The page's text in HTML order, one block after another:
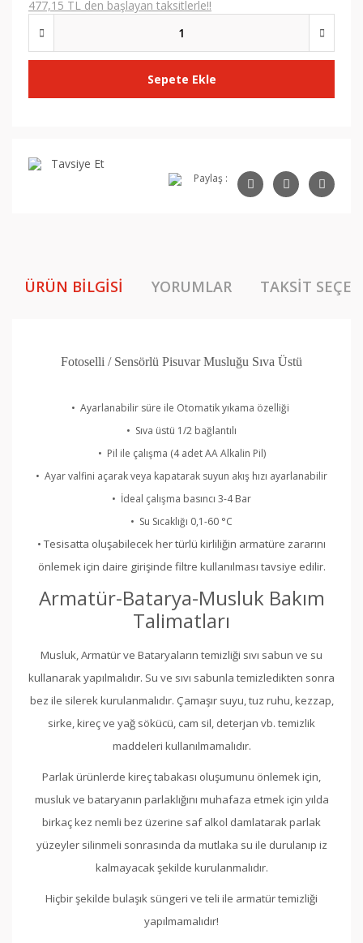
477,15 TL den başlayan taksitlerle!!
Sepete Ekle
Tavsiye Et
Paylaş :
ÜRÜN BILGISI YORUMLAR TAKSIT
Fotoselli / Sensörlü Pisuvar Musluğu Sıva Üstü
• Ayarlanabilir süre ile Otomatik yıkama özelliği
• Sıva üstü 1/2 bağlantılı
• Pil ile çalışma (4 adet AA Alkalin Pil)
• Ayar valfini açarak veya kapatarak suyun akış hızı ayarlanabilir
• İdeal çalışma basıncı 3-4 Bar
• Su Sıcaklığı 0,1-60 °C
• Tesisatta oluşabilecek her türlü kirliliğin armatüre zararını
önlemek için daire girişinde filtre kullanılması tavsiye edilir.
Armatür-Batarya-Musluk Bakım
Talimatları
Musluk, Armatür ve Bataryaların temizliği sıvı sabun ve su
kullanarak yapılmalıdır. Su ve sıvı sabunla temizledikten sonra
bez ile silerek kurulanmalıdır. Çamaşır suyu, tuz ruhu, kezzap,
sirke, kireç ve yağ sökücü, cam sil, deterjan vb. temizlik
maddeleri kullanılmamalıdır.
Parlak ürünlerde kireç tabakası oluşumunu önlemek için,
musluk ve bataryanın parlaklığını muhafaza etmek için yılda
birkaç kez nemli bez üzerine saf alkol damlatarak parlak
yüzeyler silinmeli sonrasında da mutlaka su ile durulanıp iz
kalmayacak şekilde kurulanmalıdır.
Hiçbir şekilde bulaşık süngeri ve teli ile armatür temizliği
yapılmamalıdır!